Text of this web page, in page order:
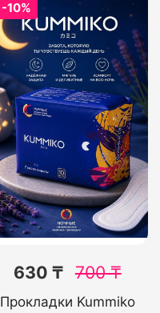
-10%
630 ₸ 700₸
Прокладки Kummiko